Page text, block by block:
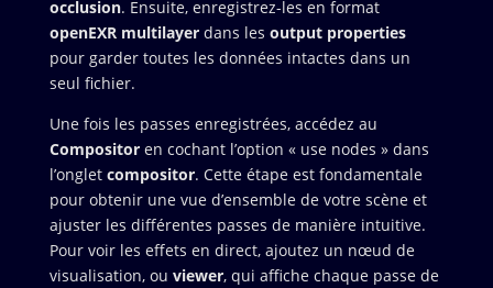
occlusion. Ensuite, enregistrez-les en format
openEXR multilayerdans les output properties
pour garder toutes les données intactes dans un
seul fichier.
Une fois les passes enregistrées, accédez au
Compositoren cochant l’option « use nodes » dans
l’onglet compositor. Cette étape est fondamentale
pour obtenir une vue d’ensemble de votre scène et
ajuster les différentes passes de manière intuitive.
Pour voir les effets en direct, ajoutez un nœud de
visualisation, ou viewer, qui affiche chaque passe de